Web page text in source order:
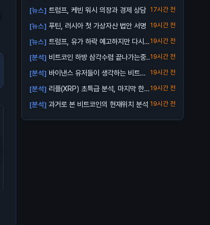
는 매크로 바닥
5 거래...
[뉴스] 트럼프, 케빈 워시 의장과 경제 상담 17시간 전
[뉴스] 푸틴, 러시아 첫 가상자산 법안 서명 19시간 전
[뉴스] 트럼프, 유가 하락 예고하지만 다시
오를 수 ...
19시간 전
[분석] 비트코인 하방 삼각수렴 끝나가는중..19시간 전
[분석] 바이낸스 유저들이 생각하는 비트코
인 바닥
19시간 전
[분석] 리플(XRP) 초특급 분석, 마지막 한번
받아...
19시간 전
[분석] 과거로 본 비트코인의 현재위치 분석 19시간 전